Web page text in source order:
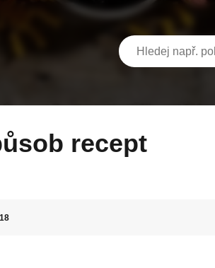
recept